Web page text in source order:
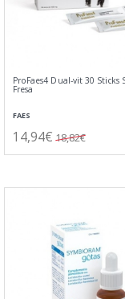
ProFaes4 Dual-vit 30 Sticks
Fresa
FAES
14,94€ 18,82€